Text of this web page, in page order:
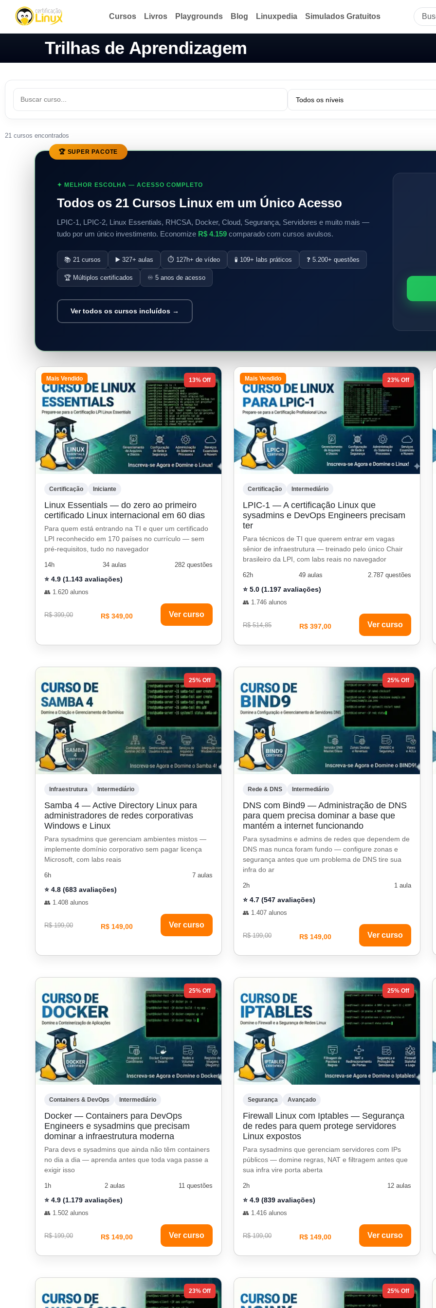
Cursos Livros Playgrounds Blog Linuxpedia Simulados Gratuitos
Trilhas de Aprendizagem
21 cursos encontrados
🏆 SUPER PACOTE
✦ MELHOR ESCOLHA — ACESSO COMPLETO
Todos os 21 Cursos Linux em um Único Acesso
LPIC-1, LPIC-2, Linux Essentials, RHCSA, Docker, Cloud, Segurança, Servidores e muito mais —
tudo por um único investimento. Economize R$ 4.159 comparado com cursos avulsos.
📚 21 cursos ▶️ 327+ aulas ⏱️ 127h+ de vídeo 🧪 109+ labs práticos ❓ 5.200+ questões
🏆 Múltiplos certificados ♾️ 5 anos de acesso
Ver todos os cursos incluídos →
Mais Vendido 13% Off
Certificação Iniciante
Linux Essentials — do zero ao primeiro
certificado Linux internacional em 60 dias
Para quem está entrando na TI e quer um certificado
LPI reconhecido em 170 países no currículo — sem
pré-requisitos, tudo no navegador
14h 34 aulas 282 questões
⭐ 4.9 (1.143 avaliações)
👥 1.620 alunos
R$ 399,00 R$ 349,00 Ver curso
Mais Vendido 23% Off
Certificação Intermediário
LPIC-1 — A certificação Linux que
sysadmins e DevOps Engineers precisam
ter
Para técnicos de TI que querem entrar em vagas
sênior de infraestrutura — treinado pelo único Chair
brasileiro da LPI, com labs reais no navegador
62h 49 aulas 2.787 questões
⭐ 5.0 (1.197 avaliações)
👥 1.746 alunos
R$ 514,85 R$ 397,00 Ver curso
25% Off
Infraestrutura Intermediário
Samba 4 — Active Directory Linux para
administradores de redes corporativas
Windows e Linux
Para sysadmins que gerenciam ambientes mistos —
implemente domínio corporativo sem pagar licença
Microsoft, com labs reais
6h 7 aulas
⭐ 4.8 (683 avaliações)
👥 1.408 alunos
R$ 199,00 R$ 149,00 Ver curso
25% Off
Rede & DNS Intermediário
DNS com Bind9 — Administração de DNS
para quem precisa dominar a base que
mantém a internet funcionando
Para sysadmins e admins de redes que dependem de
DNS mas nunca foram fundo — configure zonas e
segurança antes que um problema de DNS tire sua
infra do ar
2h 1 aula
⭐ 4.7 (547 avaliações)
👥 1.407 alunos
R$ 199,00 R$ 149,00 Ver curso
25% Off
Containers & DevOps Intermediário
Docker — Containers para DevOps
Engineers e sysadmins que precisam
dominar a infraestrutura moderna
Para devs e sysadmins que ainda não têm containers
no dia a dia — aprenda antes que toda vaga passe a
exigir isso
1h 2 aulas 11 questões
⭐ 4.9 (1.179 avaliações)
👥 1.502 alunos
R$ 199,00 R$ 149,00 Ver curso
25% Off
Segurança Avançado
Firewall Linux com Iptables — Segurança
de redes para quem protege servidores
Linux expostos
Para sysadmins que gerenciam servidores com IPs
públicos — domine regras, NAT e filtragem antes que
sua infra vire porta aberta
2h 12 aulas
⭐ 4.9 (839 avaliações)
👥 1.416 alunos
R$ 199,00 R$ 149,00 Ver curso
23% Off 25% Off